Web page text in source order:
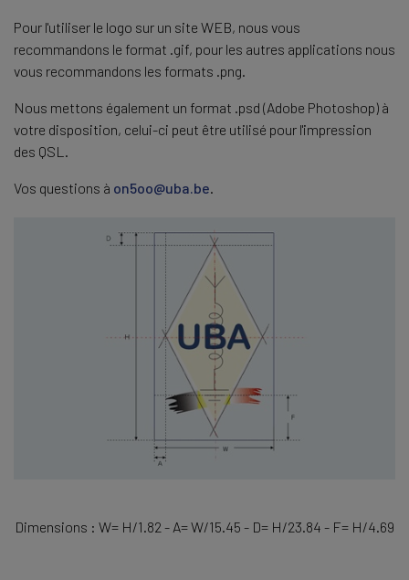
Pour l'utiliser le logo sur un site WEB, nous vous
recommandons le format .gif, pour les autres applications nous
vous recommandons les formats .png.
Nous mettons également un format .psd (Adobe Photoshop) à
votre disposition, celui-ci peut être utilisé pour l'impression
des QSL.
Vos questions à on5oo@uba.be.
Dimensions : W= H/1.82 - A= W/15.45 - D= H/23.84 - F= H/4.69